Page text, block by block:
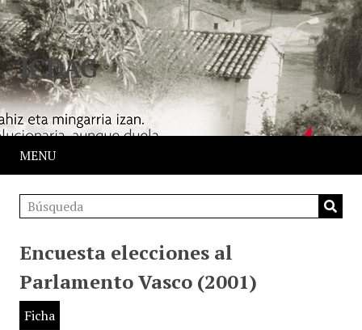
JCDAG
MENU
Encuesta elecciones al
Parlamento Vasco (2001)
Ficha